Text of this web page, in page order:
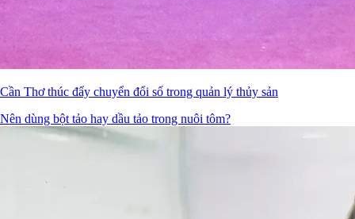
Cần Thơ thúc đẩy chuyển đổi số trong quản lý thủy sản
Nên dùng bột tảo hay dầu tảo trong nuôi tôm?